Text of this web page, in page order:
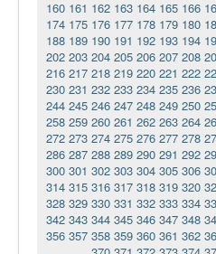
160 161 162 163 164 165 166
174 175 176 177 178 179 180
188 189 190 191 192 193 194
202 203 204 205 206 207 208
216 217 218 219 220 221 222
230 231 232 233 234 235 236
244 245 246 247 248 249 250
258 259 260 261 262 263 264
272 273 274 275 276 277 278
286 287 288 289 290 291 292
300 301 302 303 304 305 306
314 315 316 317 318 319 320
328 329 330 331 332 333 334
342 343 344 345 346 347 348
356 357 358 359 360 361 362